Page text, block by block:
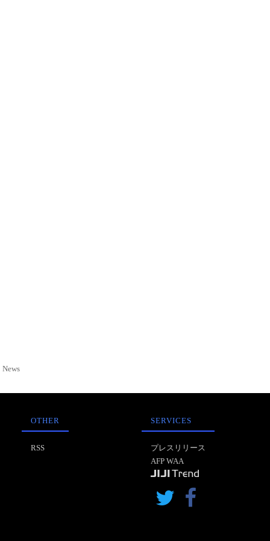
OTHER
RSS
SERVICES
プレスリリース
AFP WAA